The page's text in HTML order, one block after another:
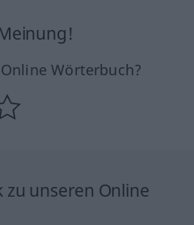
Wörterbuch?
zu unseren Online